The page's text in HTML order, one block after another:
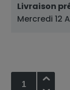
Livraison
Mercredi 12